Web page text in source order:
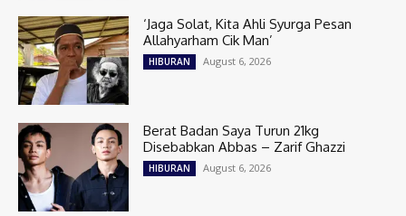
‘Jaga Solat, Kita Ahli Syurga Pesan
Allahyarham Cik Man’
HIBURAN August 6, 2026
Berat Badan Saya Turun 21kg
Disebabkan Abbas – Zarif Ghazzi
HIBURAN August 6, 2026